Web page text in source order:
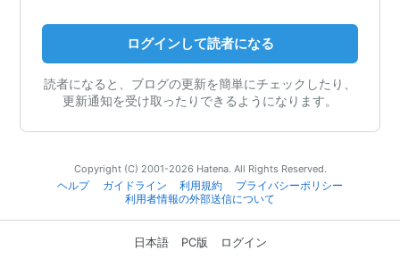
ログインして読者になる
読者になると、ブログの更新を簡単にチェックしたり、
更新通知を受け取ったりできるようになります。
Copyright (C) 2001-2026 Hatena. All Rights Reserved.
ヘルプ
ガイドライン 利用規約
プライバシーポリシー
利用者情報の外部送信について
日本語 PC版 ログイン